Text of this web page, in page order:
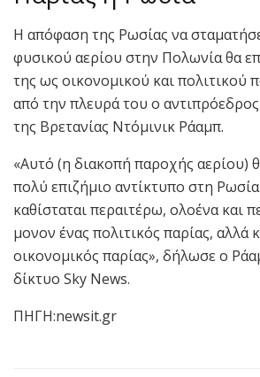
Η απόφαση της Ρωσίας να
φυσικού αερίου στην Πολωνία θα
της ως οικονομικού και πολιτικού
από την πλευρά του ο
της Βρετανίας Ντόμινικ Ράαμπ.
«Αυτό (η διακοπή παροχής αερίου)
πολύ επιζήμιο αντίκτυπο στη Ρωσία
καθίσταται περαιτέρω, ολοένα και
μονον ένας πολιτικός παρίας, αλλά
οικονομικός παρίας», δήλωσε ο
δίκτυο Sky News.
ΠΗΓΗ:newsit.gr